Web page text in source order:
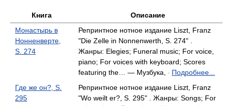
Книга
Описание
Монастырь в
Нонненверте,
S. 274
Репринтное нотное издание Liszt, Franz
"Die Zelle in Nonnenwerth, S. 274" .
Жанры: Elegies; Funeral music; For voice,
piano; For voices with keyboard; Scores
featuring the… — Музбука,
- Подробнее...
Где же он?, S.
295
Репринтное нотное издание Liszt, Franz
"Wo weilt er?, S. 295" . Жанры: Songs; For